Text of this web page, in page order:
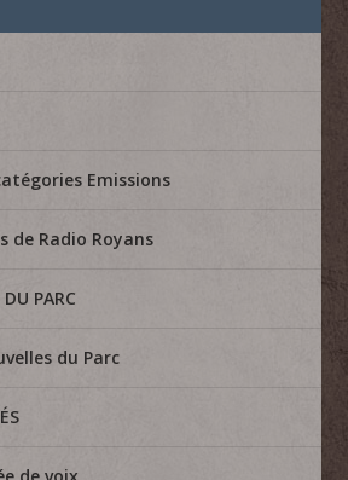
Emissions
de Radio Royans
PARC
du Parc